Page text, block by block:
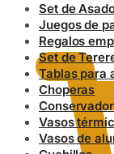
0.00 $
Set de
Juegos de
Regalos
Set de
Tablas para
Choperas
Vasos
Vasos de